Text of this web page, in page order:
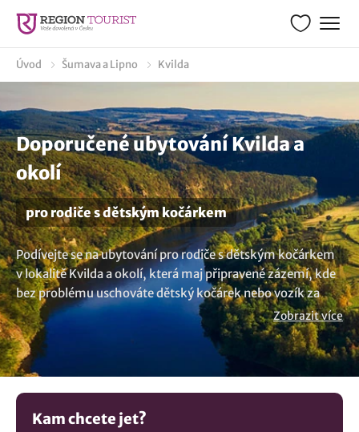
Úvod Šumava a Lipno Kvilda
Doporučené ubytování Kvilda a
okolí
pro rodiče s dětským kočárkem
Podívejte se na ubytování pro rodiče s dětským kočárkem
v lokalitě Kvilda a okolí, která maj připravené zázemí, kde
bez problému uschováte dětský kočárek nebo vozík za
kolo. Vychutnejte si pohodlí a bezpečí ubytovacích
prostor, které mají pro své hosty i úschovnu na kola a
dětské kočárky. Nenašli jste to co hledáte? Prozkoumejte
další tipy na
ubytování v lokalitě Kvilda
Zobrazit více
Kam chcete jet?